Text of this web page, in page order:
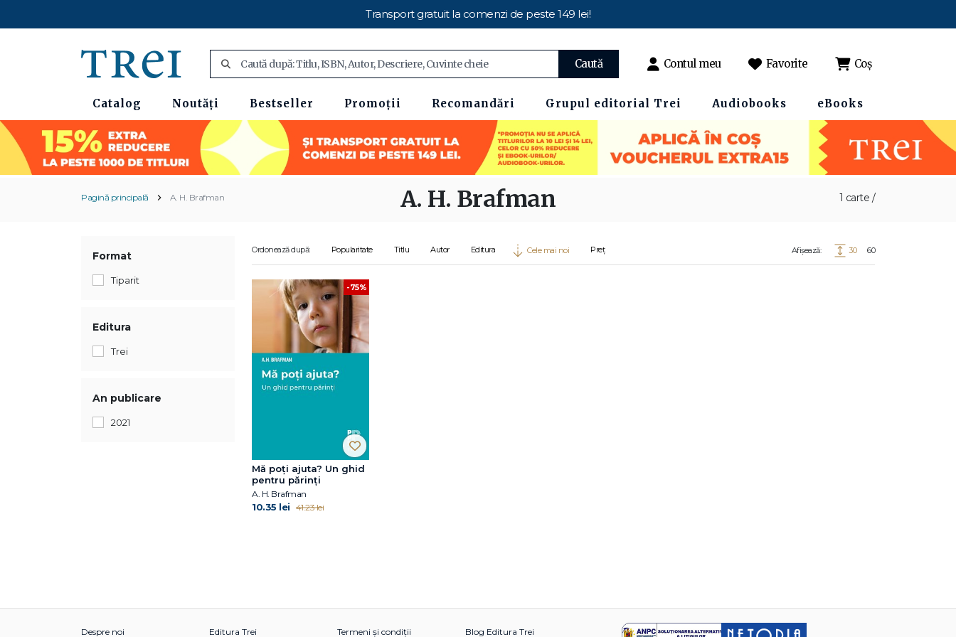
Transport gratuit la comenzi de peste 149 lei!
Caută Contul meu Favorite Coș
Catalog Noutăți Bestseller Promoții Recomandări Grupul editorial Trei Audiobooks eBooks
Pagină principală A. H. Brafman 1 carte /
A. H. Brafman
Format
Tiparit
Editura
Trei
An publicare
2021
Ordonează după: Popularitate Titlu Autor Editura Cele mai noi Preț Afișează: 30 60
-75%
Mă poți ajuta? Un ghid
pentru părinți
A. H. Brafman
10.35 lei 41.23 lei
Despre noi Editura Trei Termeni și condiții Blog Editura Trei